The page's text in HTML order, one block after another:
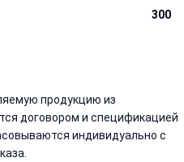
300
продукцию из
договором и спецификацией
индивидуально с